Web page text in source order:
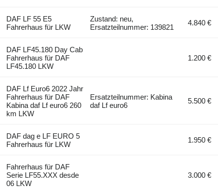
DAF LF 55 E5
Fahrerhaus für LKW
Zustand: neu,
Ersatzteilnummer: 139821
4.840 €
DAF LF45.180 Day Cab
Fahrerhaus für DAF
LF45.180 LKW
1.200 €
DAF Lf Euro6 2022 Jahr
Fahrerhaus für DAF
Kabina daf Lf euro6 260
km LKW
Ersatzteilnummer: Kabina
daf Lf euro6
5.500 €
DAF dag e LF EURO 5
Fahrerhaus für LKW
1.950 €
Fahrerhaus für DAF
Serie LF55.XXX desde
06 LKW
3.000 €